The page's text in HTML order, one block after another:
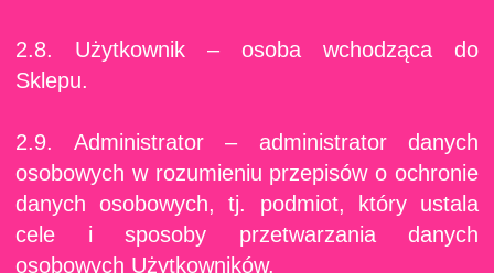
2.8. Użytkownik – osoba wchodząca do
Sklepu.
2.9. Administrator – administrator danych
osobowych w rozumieniu przepisów o ochronie
danych osobowych, tj. podmiot, który ustala
cele i sposoby przetwarzania danych
osobowych Użytkowników.